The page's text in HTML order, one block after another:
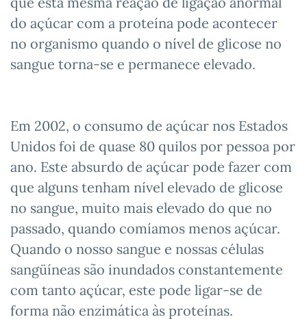
do açúcar com a proteína pode acontecer
no organismo quando o nível de glicose no
sangue torna-se e permanece elevado.
Em 2002, o consumo de açúcar nos Estados
Unidos foi de quase 80 quilos por pessoa por
ano. Este absurdo de açúcar pode fazer com
que alguns tenham nível elevado de glicose
no sangue, muito mais elevado do que no
passado, quando comíamos menos açúcar.
Quando o nosso sangue e nossas células
sangüíneas são inundados constantemente
com tanto açúcar, este pode ligar-se de
forma não enzimática às proteínas.